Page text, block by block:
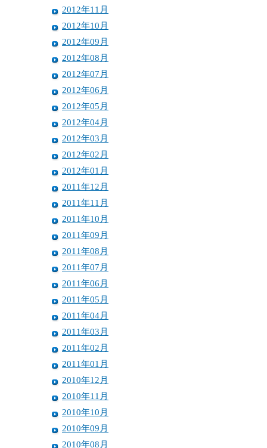
2012年11月
2012年10月
2012年09月
2012年08月
2012年07月
2012年06月
2012年05月
2012年04月
2012年03月
2012年02月
2012年01月
2011年12月
2011年11月
2011年10月
2011年09月
2011年08月
2011年07月
2011年06月
2011年05月
2011年04月
2011年03月
2011年02月
2011年01月
2010年12月
2010年11月
2010年10月
2010年09月
2010年08月